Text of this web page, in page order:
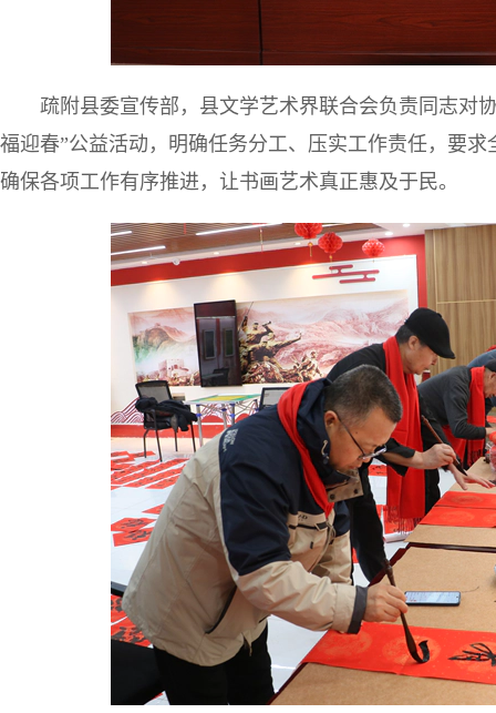
疏附县委宣传部，县文学艺术界联合会负责同志对
福迎春”公益活动，明确任务分工、压实工作责任，要
确保各项工作有序推进，让书画艺术真正惠及于民。